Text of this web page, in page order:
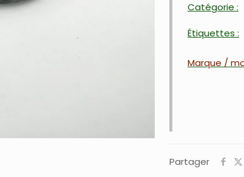
Catégorie :
Étiquettes :
Marque /
Partager